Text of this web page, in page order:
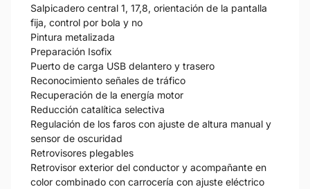
Salpicadero central 1, 17,8, orientación de la pantalla
fija, control por bola y no
Pintura metalizada
Preparación Isofix
Puerto de carga USB delantero y trasero
Reconocimiento señales de tráfico
Recuperación de la energía motor
Reducción catalítica selectiva
Regulación de los faros con ajuste de altura manual y
sensor de oscuridad
Retrovisores plegables
Retrovisor exterior del conductor y acompañante en
color combinado con carrocería con ajuste eléctrico